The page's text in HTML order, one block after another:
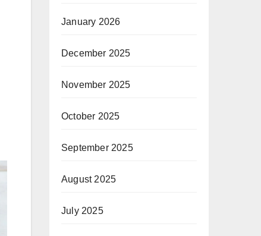
January 2026
December 2025
November 2025
October 2025
September 2025
August 2025
July 2025